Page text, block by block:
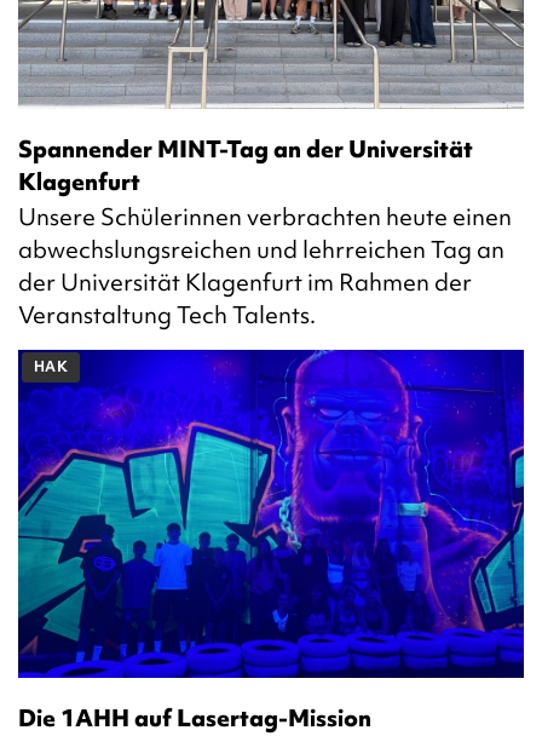
Spannender MINT-Tag an der Universität
Klagenfurt
Unsere Schülerinnen verbrachten heute einen
abwechslungsreichen und lehrreichen Tag an
der Universität Klagenfurt im Rahmen der
Veranstaltung Tech Talents.
HAK
Die 1AHH auf Lasertag-Mission